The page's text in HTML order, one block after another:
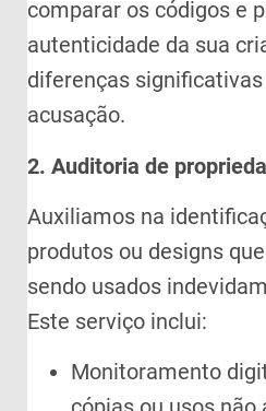
comparar os códigos e
autenticidade da sua
diferenças
acusação.
2. Auditoria de
Auxiliamos na
produtos ou designs
sendo usados
Este serviço inclui:
Monitoramento